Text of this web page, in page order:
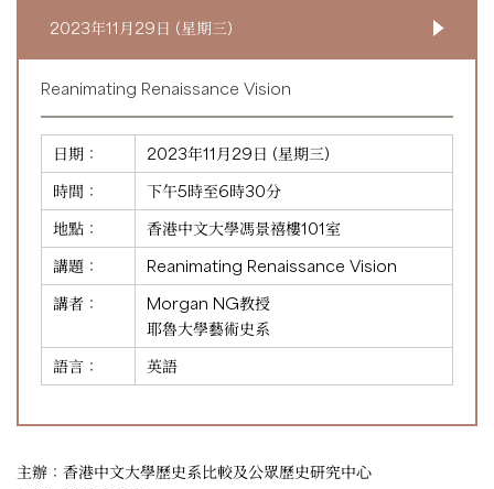
2023年11月29日 (星期三)
Reanimating Renaissance Vision
日期：
2023年11月29日 (星期三)
時間：
下午5時至6時30分
地點：
香港中文大學馮景禧樓101室
講題：
Reanimating Renaissance Vision
講者：
Morgan NG教授
耶魯大學藝術史系
語言：
英語
主辦：香港中文大學歷史系比較及公眾歷史研究中心